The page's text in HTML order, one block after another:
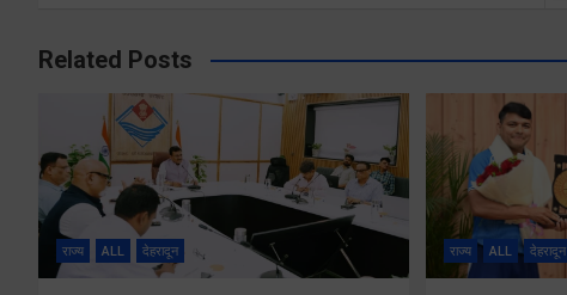
Related Posts
राज्य ALL देहरादून राज्य ALL देहरादून